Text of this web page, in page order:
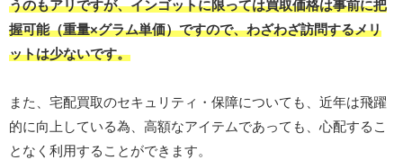
うのもアリですが、インゴットに限っては買取価格は事前に把
握可能（重量×グラム単価）ですので、わざわざ訪問するメリ
ットは少ないです。
また、宅配買取のセキュリティ・保障についても、近年は飛躍
的に向上している為、高額なアイテムであっても、心配するこ
となく利用することができます。